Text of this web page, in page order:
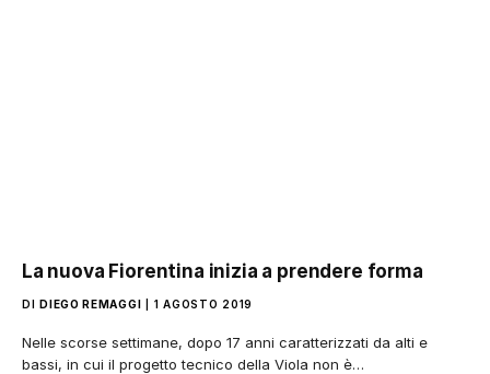
La nuova Fiorentina inizia a prendere forma
DI DIEGO REMAGGI 1 AGOSTO 2019
Nelle scorse settimane, dopo 17 anni caratterizzati da alti e
bassi, in cui il progetto tecnico della Viola non è…